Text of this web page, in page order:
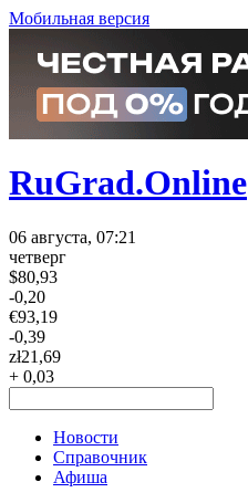
Мобильная версия
RuGrad.Online
06 августа, 07:21
четверг
$80,93
-0,20
€93,19
-0,39
zł21,69
+ 0,03
Новости
Справочник
Афиша